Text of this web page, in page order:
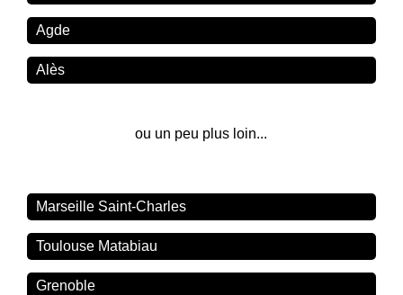
Agde
Alès
ou un peu plus loin...
Marseille Saint-Charles
Toulouse Matabiau
Grenoble